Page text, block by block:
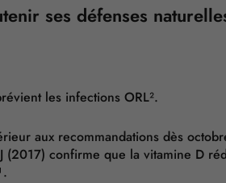
ses défenses
les infections ORL².
aux recommandations dès
(2017) confirme que la vitamine D